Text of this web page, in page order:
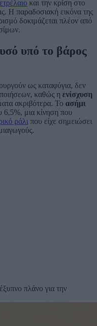
και την κρίση στο
Η παραδοσιακή εικόνα της
δοκιμάζεται πλέον από
υπό το βάρος
ως καταφύγια, δεν
καθώς η ενίσχυση
ακριβότερα. Το ασήμι
6,5%, μια κίνηση που
ράλι που είχε σημειώσει
πλάνο για την